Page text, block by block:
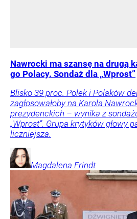
Nawrocki ma szansę na drugą
go Polacy. Sondaż dla „Wprost”
Blisko 39 proc. Polek i Polaków
zagłosowałoby na Karola
prezydenckich – wynika z
„Wprost”. Grupa krytyków głowy
liczniejsza.
Magdalena Frindt